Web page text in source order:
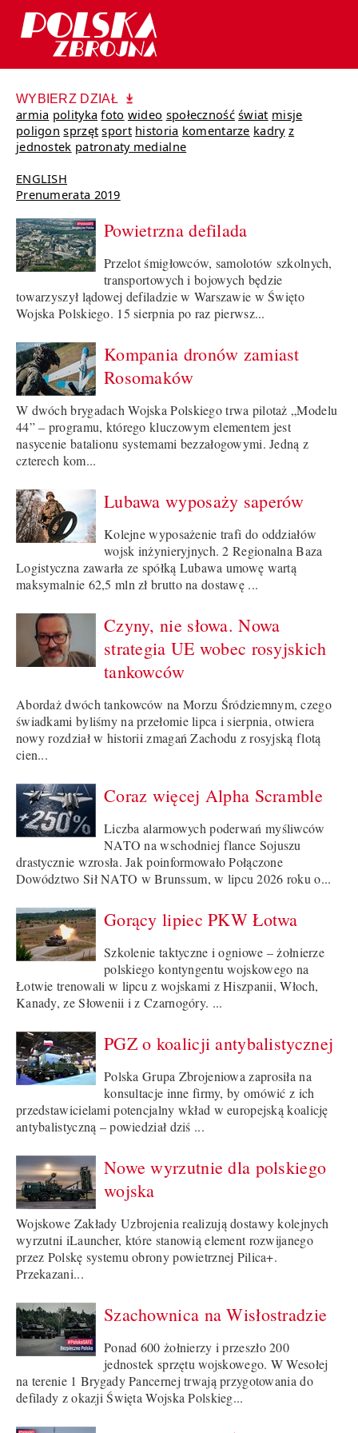
WYBIERZ DZIAŁ
armia polityka foto wideo społeczność świat misje
poligon sprzęt sport historia komentarze kadry z
jednostek patronaty medialne
ENGLISH
Prenumerata 2019
Powietrzna defilada
Przelot śmigłowców, samolotów szkolnych,
transportowych i bojowych będzie
towarzyszył lądowej defiladzie w Warszawie w Święto
Wojska Polskiego. 15 sierpnia po raz pierwsz...
Kompania dronów zamiast
Rosomaków
W dwóch brygadach Wojska Polskiego trwa pilotaż „Modelu
44” – programu, którego kluczowym elementem jest
nasycenie batalionu systemami bezzałogowymi. Jedną z
czterech kom...
Lubawa wyposaży saperów
Kolejne wyposażenie trafi do oddziałów
wojsk inżynieryjnych. 2 Regionalna Baza
Logistyczna zawarła ze spółką Lubawa umowę wartą
maksymalnie 62,5 mln zł brutto na dostawę ...
Czyny, nie słowa. Nowa
strategia UE wobec rosyjskich
tankowców
Abordaż dwóch tankowców na Morzu Śródziemnym, czego
świadkami byliśmy na przełomie lipca i sierpnia, otwiera
nowy rozdział w historii zmagań Zachodu z rosyjską flotą
cien...
Coraz więcej Alpha Scramble
Liczba alarmowych poderwań myśliwców
NATO na wschodniej flance Sojuszu
drastycznie wzrosła. Jak poinformowało Połączone
Dowództwo Sił NATO w Brunssum, w lipcu 2026 roku o...
Gorący lipiec PKW Łotwa
Szkolenie taktyczne i ogniowe – żołnierze
polskiego kontyngentu wojskowego na
Łotwie trenowali w lipcu z wojskami z Hiszpanii, Włoch,
Kanady, ze Słowenii i z Czarnogóry. ...
PGZ o koalicji antybalistycznej
Polska Grupa Zbrojeniowa zaprosiła na
konsultacje inne firmy, by omówić z ich
przedstawicielami potencjalny wkład w europejską koalicję
antybalistyczną – powiedział dziś ...
Nowe wyrzutnie dla polskiego
wojska
Wojskowe Zakłady Uzbrojenia realizują dostawy kolejnych
wyrzutni iLauncher, które stanowią element rozwijanego
przez Polskę systemu obrony powietrznej Pilica+.
Przekazani...
Szachownica na Wisłostradzie
Ponad 600 żołnierzy i przeszło 200
jednostek sprzętu wojskowego. W Wesołej
na terenie 1 Brygady Pancernej trwają przygotowania do
defilady z okazji Święta Wojska Polskieg...